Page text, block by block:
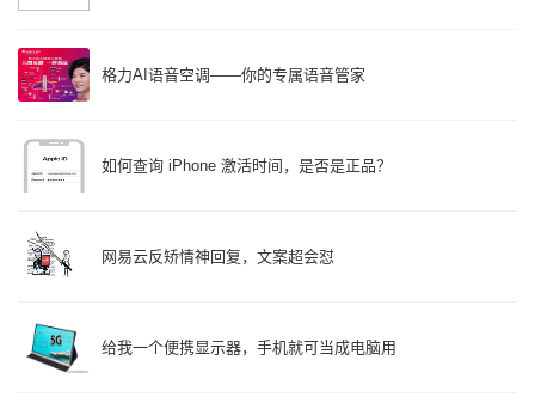
格力AI语音空调——你的专属语音管家
如何查询 iPhone 激活时间，是否是正品？
网易云反矫情神回复，文案超会怼
给我一个便携显示器，手机就可当成电脑用